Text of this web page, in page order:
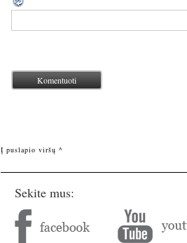
Į puslapio viršų ^
Sekite mus: